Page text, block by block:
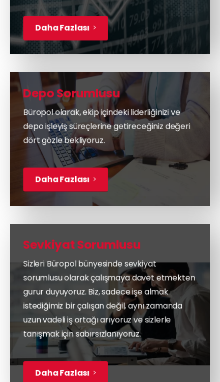
Daha Fazlası
Depo Sorumlusu
Büropol olarak, ekip içindeki liderliğinizi ve
depo işleyiş süreçlerine getireceğiniz değeri
dört gözle bekliyoruz.
Daha Fazlası
Sevkiyat Sorumlusu
Sizleri Büropol bünyesinde sevkiyat
sorumlusu olarak çalışmaya davet etmekten
gurur duyuyoruz. Biz, sadece işe almak
istediğimiz bir çalışan değil, aynı zamanda
uzun vadeli iş ortağı arıyoruz ve sizlerle
tanışmak için sabırsızlanıyoruz.
Daha Fazlası